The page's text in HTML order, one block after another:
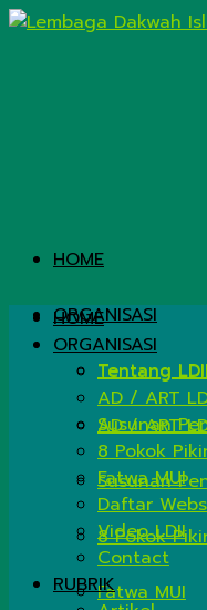
HOME
ORGANISASI
Tentang
AD / ART
Susunan
8 Pokok
Fatwa MUI
HOME
ORGANISASI
Tentang
AD / ART
Susunan
8 Pokok
Fatwa MUI
Daftar
Video LDII
Contact
RUBRIK